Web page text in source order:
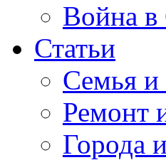
Война
Статьи
Семья и
Ремонт
Города